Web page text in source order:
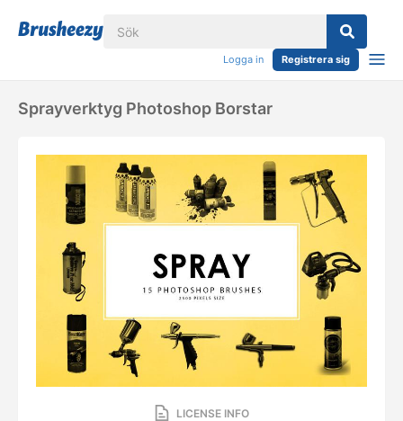
Logga in Registrera sig
Sprayverktyg Photoshop Borstar
LICENSE INFO